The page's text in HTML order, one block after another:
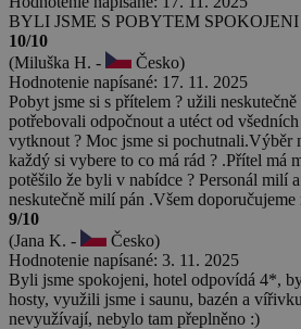
BYLI JSME S POBYTEM SPOKOJENI
10/10
(Miluška H. -
Česko)
Hodnotenie napísané: 17. 11. 2025
Pobyt jsme si s přítelem ? užili
potřebovali odpočnout a utéct od
vytknout ? Moc jsme si pochutnali.Výběr
každý si vybere to co má rád ? .Přítel má
potěšilo že byli v nabídce ? Personál milí
neskutečně milí pán .Všem
9/10
(Jana K. -
Česko)
Hodnotenie napísané: 3. 11. 2025
Byli jsme spokojeni, hotel odpovídá 4*,
hosty, využili jsme i saunu, bazén a
nevyužívají, nebylo tam přeplněno :)